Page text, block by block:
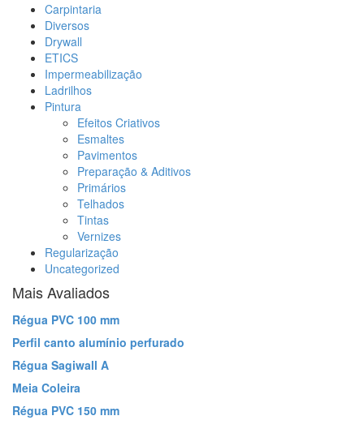
Carpintaria
Diversos
Drywall
ETICS
Impermeabilização
Ladrilhos
Pintura
Efeitos Criativos
Esmaltes
Pavimentos
Preparação & Aditivos
Primários
Telhados
Tintas
Vernizes
Regularização
Uncategorized
Mais Avaliados
Régua PVC 100 mm
Perfil canto alumínio perfurado
Régua Sagiwall A
Meia Coleira
Régua PVC 150 mm